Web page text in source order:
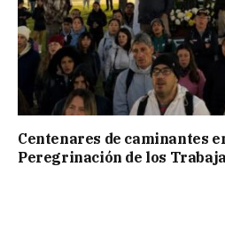
Centenares de caminantes
Peregrinación de los